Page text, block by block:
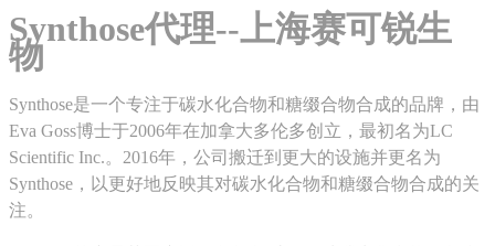
Synthose‌代理--上海赛可锐生
物
‌Synthose‌是一个专注于碳水化合物和糖缀合物合成的品牌，由
Eva Goss博士于2006年在加拿大多伦多创立，最初名为LC
Scientific Inc.。2016年，公司搬迁到更大的设施并更名为
Synthose，以更好地反映其对碳水化合物和糖缀合物合成的关
注‌。